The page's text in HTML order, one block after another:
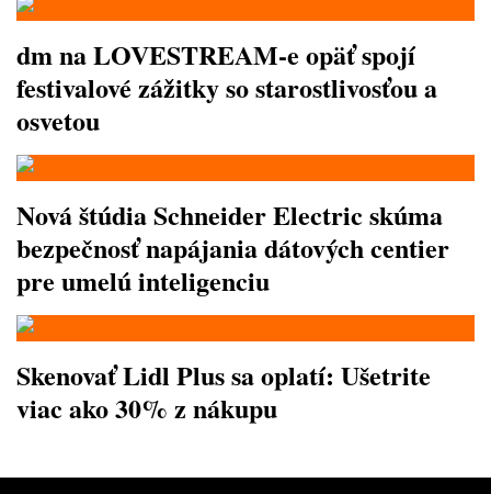
dm na LOVESTREAM-e opäť spojí
festivalové zážitky so starostlivosťou a
osvetou
Nová štúdia Schneider Electric skúma
bezpečnosť napájania dátových centier
pre umelú inteligenciu
Skenovať Lidl Plus sa oplatí: Ušetrite
viac ako 30% z nákupu